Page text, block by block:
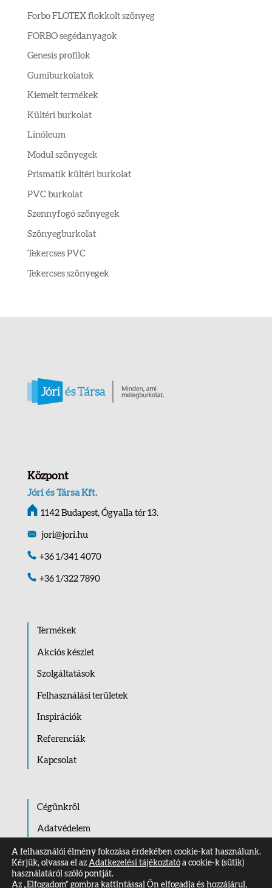
Forbo FLOTEX flokkolt szőnyeg
FORBO segédanyagok
Genesis profilok
Gumiburkolatok
Kiemelt termékek
Kültéri burkolat
Linóleum
Modul szőnyegek
Prismatik kültéri burkolat
PVC burkolat
Szennyfogó szőnyegek
Szőnyegburkolat
Tekercses PVC
Tekercses szőnyegek
Központ
Jóri és Társa Kft.
1142 Budapest, Ógyalla tér 13.
jori@jori.hu
+36 1/341 4070
+36 1/322 7890
Termékek
Akciós készlet
Szolgáltatások
Felhasználási területek
Inspirációk
Referenciák
Kapcsolat
Cégünkről
Adatvédelem
Impresszum
Kapcsolat
A felhasználói élmény fokozása érdekében cookie-kat használunk.
Kérjük, olvassa el az Adatkezelési tájékoztató a cookie-k (sütik)
használatáról szóló pontját.
Az „Elfogadom” gombra kattintással Ön elfogadja és hozzájárul,